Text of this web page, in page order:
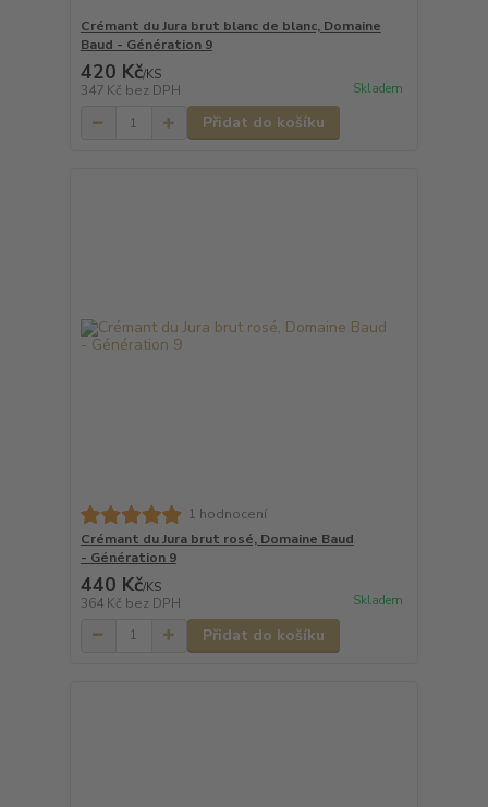
Crémant du Jura brut blanc de blanc, Domaine
Baud - Génération 9
420 Kč/KS
347 Kč bez DPH Skladem
Přidat do košíku
1 hodnocení
Crémant du Jura brut rosé, Domaine Baud
- Génération 9
440 Kč/KS
364 Kč bez DPH Skladem
Přidat do košíku